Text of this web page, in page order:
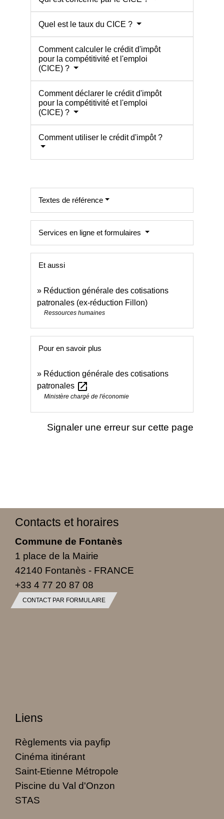
Quel est le taux du CICE ?
Comment calculer le crédit d'impôt
pour la compétitivité et l'emploi
(CICE) ?
Comment déclarer le crédit d'impôt
pour la compétitivité et l'emploi
(CICE) ?
Comment utiliser le crédit d'impôt ?
Textes de référence
Services en ligne et formulaires
Et aussi
Réduction générale des cotisations
patronales (ex-réduction Fillon)
Ressources humaines
Pour en savoir plus
Réduction générale des cotisations
patronales open_in_new
Ministère chargé de l'économie
Signaler une erreur sur cette page
Contacts et horaires
Commune de Fontanès
1 place de la Mairie
42140 Fontanès - FRANCE
+33 4 77 20 87 08
CONTACT PAR FORMULAIRE
Liens
Règlements via payfip
Cinéma itinérant
Saint-Etienne Métropole
Piscine du Val d'Onzon
STAS